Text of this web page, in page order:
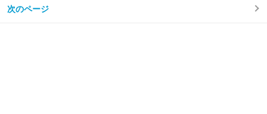
と 「確かに10年ほど前は、有料のセキュリティソフト
動画はメリットが多いけど 確かに本要約動画は、短い
次のページ